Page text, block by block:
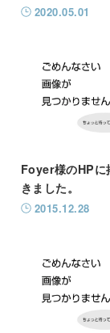
2020.05.01
Foyer様のHPに
きました。
2015.12.28